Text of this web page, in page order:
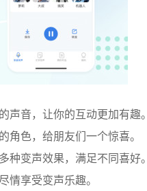
声音，让你的互动更加有趣。
角色，给朋友们一个惊喜。
种变声效果，满足不同喜好。
情享受变声乐趣。